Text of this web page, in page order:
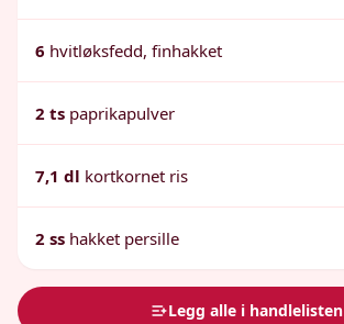
6 hvitløksfedd, finhakket
2 ts paprikapulver
7,1 dl kortkornet ris
2 ss hakket persille
Legg alle i handlelisten